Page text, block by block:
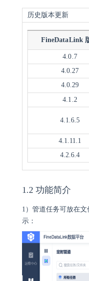
历史版本更新
FineDataLink
4.0.7
4.0.27
4.0.29
4.1.2
4.1.6.5
4.1.11.1
4.2.6.4
1.2 功能简介
1）管道任务可放在
示：